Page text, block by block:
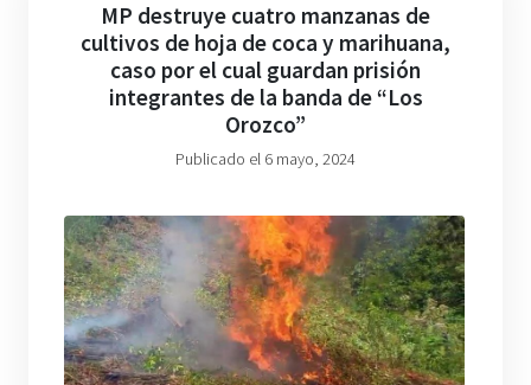
MP destruye cuatro manzanas de
cultivos de hoja de coca y marihuana,
caso por el cual guardan prisión
integrantes de la banda de “Los
Orozco”
Publicado el 6 mayo, 2024